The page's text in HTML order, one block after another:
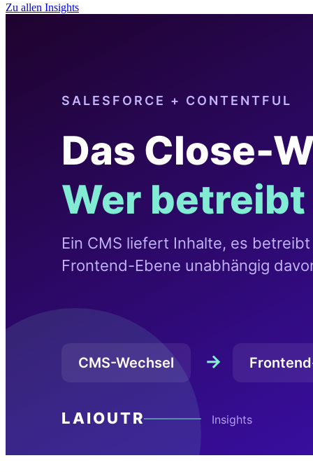
Zu allen Insights